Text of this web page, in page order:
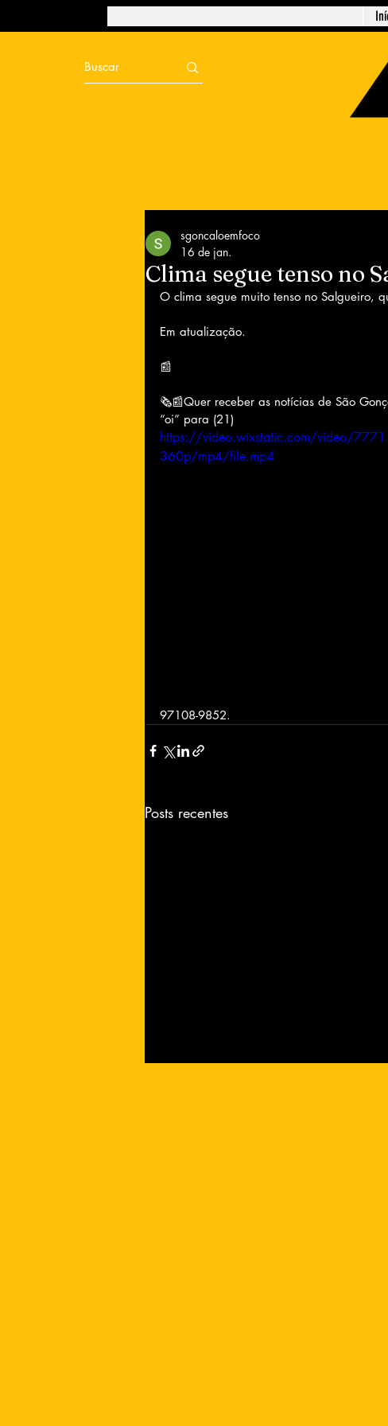
Clima segue tenso no
sgoncaloemfoco
16 de jan.
O clima segue muito tenso no Salgueiro,
Em atualização.
📰
🗞📰Quer receber as notícias de São
“oi” para (21)
https://video.wixstatic.com/video/
360p/mp4/file.mp4
97108-9852.
Posts recentes